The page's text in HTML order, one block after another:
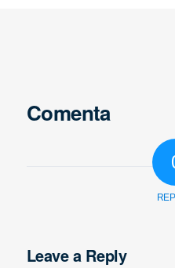
Comenta
Leave a Reply